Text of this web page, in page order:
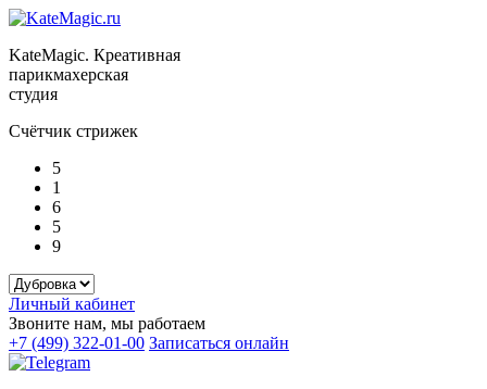
KateMagic. Креативная
парикмахерская
студия
Счётчик стрижек
5
1
6
5
9
Личный кабинет
Звоните нам, мы работаем
+7 (499) 322-01-00 Записаться онлайн